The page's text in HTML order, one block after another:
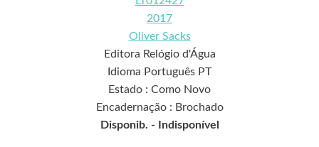
2017
Oliver Sacks
Editora Relógio d'Água
Idioma Português PT
Estado : Como Novo
Encadernação : Brochado
Disponib. -
Indisponível